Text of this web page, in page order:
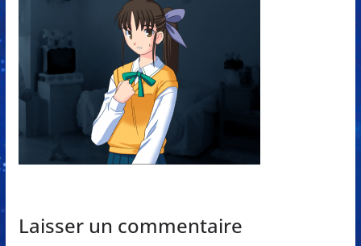
Laisser un commentaire